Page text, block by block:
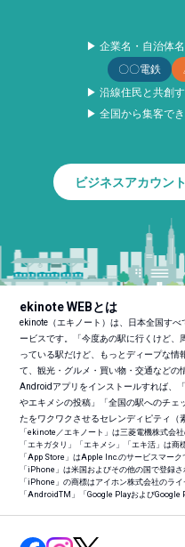
▶ 企業名・自治体
〇〇電鉄
▶ 沿線住民と共創
▶ 全国から集客で
ビジネスアカウン
ekinote WEBとは
ekinote（エキノート）は、日本全国す
ービスです。「今度あの駅に行くけど
っている駅だけど、もっとディープな情
て、観光・グルメ・買い物・交通など
Androidアプリをインストールすれば、
やエキメシの投稿」「全国の駅へのチェ
たをワクワクさせるセレンディピティ（
「ekinote／エキノート」は三菱電機株式会社
「エキガタリ」「エキメシ」「エキ活」は商
「App Store」はApple Inc.のサービスマーク
「iPhone」は米国およびその他の国で登録
「iPhone」の商標はアイホン株式会社のラ
「AndroidTM 」「Google PlayおよびGoogle